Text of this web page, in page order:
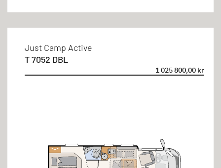
Just Camp Active
T 7052 DBL
1 025 800,00 kr